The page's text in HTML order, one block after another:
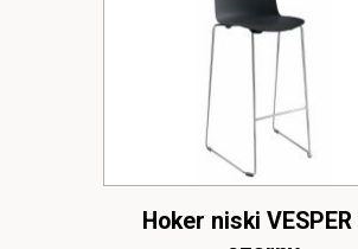
Hoker niski VESPER